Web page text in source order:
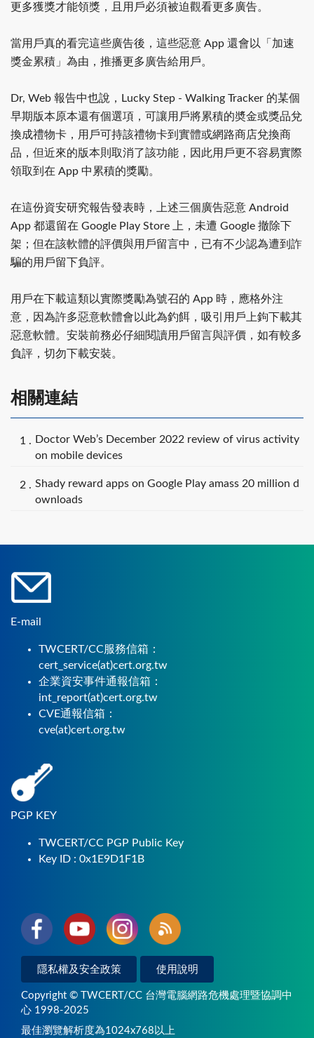
更多獲獎才能領獎，且用戶必須被迫觀看更多廣告。
當用戶真的看完這些廣告後，這些惡意 App 還會以「加速
獎金累積」為由，推播更多廣告給用戶。
Dr, Web 報告中也說，Lucky Step - Walking Tracker 的某個
早期版本原本還有個選項，可讓用戶將累積的奬金或獎品兌
換成禮物卡，用戶可持該禮物卡到實體或網路商店兌換商
品，但近來的版本則取消了該功能，因此用戶更不容易實際
領取到在 App 中累積的獎勵。
在這份資安研究報告發表時，上述三個廣告惡意 Android
App 都還留在 Google Play Store 上，未遭 Google 撤除下
架；但在該軟體的評價與用戶留言中，已有不少認為遭到詐
騙的用戶留下負評。
用戶在下載這類以實際獎勵為號召的 App 時，應格外注
意，因為許多惡意軟體會以此為釣餌，吸引用戶上鉤下載其
惡意軟體。安裝前務必仔細閱讀用戶留言與評價，如有較多
負評，切勿下載安裝。
相關連結
Doctor Web’s December 2022 review of virus activity
on mobile devices
Shady reward apps on Google Play amass 20 million d
ownloads
E-mail
TWCERT/CC服務信箱：
cert_service(at)cert.org.tw
企業資安事件通報信箱：
int_report(at)cert.org.tw
CVE通報信箱：
cve(at)cert.org.tw
PGP KEY
TWCERT/CC PGP Public Key
Key ID : 0x1E9D1F1B
隱私權及安全政策 使用說明
Copyright © TWCERT/CC 台灣電腦網路危機處理暨協調中
心 1998-2025
最佳瀏覽解析度為1024x768以上